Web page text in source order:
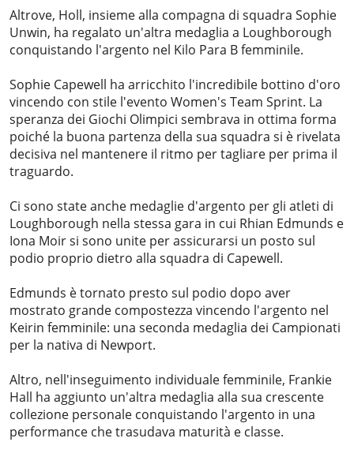
Altrove, Holl, insieme alla compagna di squadra Sophie
Unwin, ha regalato un'altra medaglia a Loughborough
conquistando l'argento nel Kilo Para B femminile.
Sophie Capewell ha arricchito l'incredibile bottino d'oro
vincendo con stile l'evento Women's Team Sprint. La
speranza dei Giochi Olimpici sembrava in ottima forma
poiché la buona partenza della sua squadra si è rivelata
decisiva nel mantenere il ritmo per tagliare per prima il
traguardo.
Ci sono state anche medaglie d'argento per gli atleti di
Loughborough nella stessa gara in cui Rhian Edmunds e
Iona Moir si sono unite per assicurarsi un posto sul
podio proprio dietro alla squadra di Capewell.
Edmunds è tornato presto sul podio dopo aver
mostrato grande compostezza vincendo l'argento nel
Keirin femminile: una seconda medaglia dei Campionati
per la nativa di Newport.
Altro, nell'inseguimento individuale femminile, Frankie
Hall ha aggiunto un'altra medaglia alla sua crescente
collezione personale conquistando l'argento in una
performance che trasudava maturità e classe.